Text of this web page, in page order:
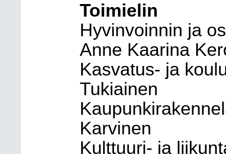
Toimielin
Hyvinvoinnin ja
Anne Kaarina
Kasvatus- ja
Tukiainen
Karvinen
Kulttuuri- ja